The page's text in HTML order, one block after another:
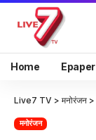
Home Epaper
Live7 TV > मनोरंजन >
मनोरंजन